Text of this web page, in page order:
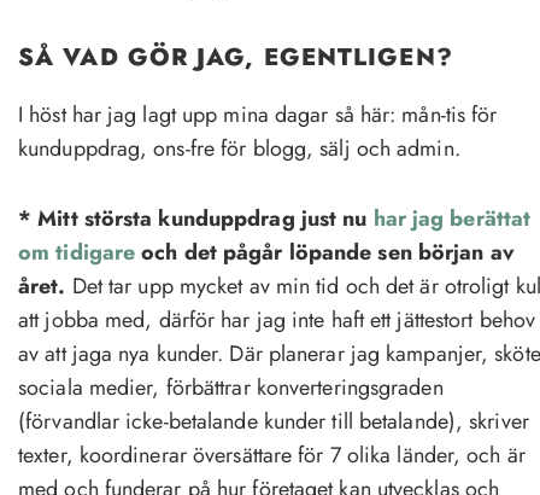
SÅ VAD GÖR JAG, EGENTLIGEN?
I höst har jag lagt upp mina dagar så här: mån-tis för
kunduppdrag, ons-fre för blogg, sälj och admin.
* Mitt största kunduppdrag just nu har jag berättat
om tidigareoch det pågår löpande sen början av
året. Det tar upp mycket av min tid och det är otroligt kul
att jobba med, därför har jag inte haft ett jättestort behov
av att jaga nya kunder. Där planerar jag kampanjer,
sociala medier, förbättrar konverteringsgraden
(förvandlar icke-betalande kunder till betalande), skriver
texter, koordinerar översättare för 7 olika länder, och är
med och funderar på hur företaget kan utvecklas och